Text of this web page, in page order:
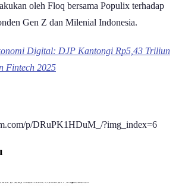
oleh Floq bersama Populix terhadap
Gen Z dan Milenial Indonesia.
Digital: DJP Kantongi Rp5,43 Triliun
Fintech 2025
p/DRuPK1HDuM_/?img_index=6